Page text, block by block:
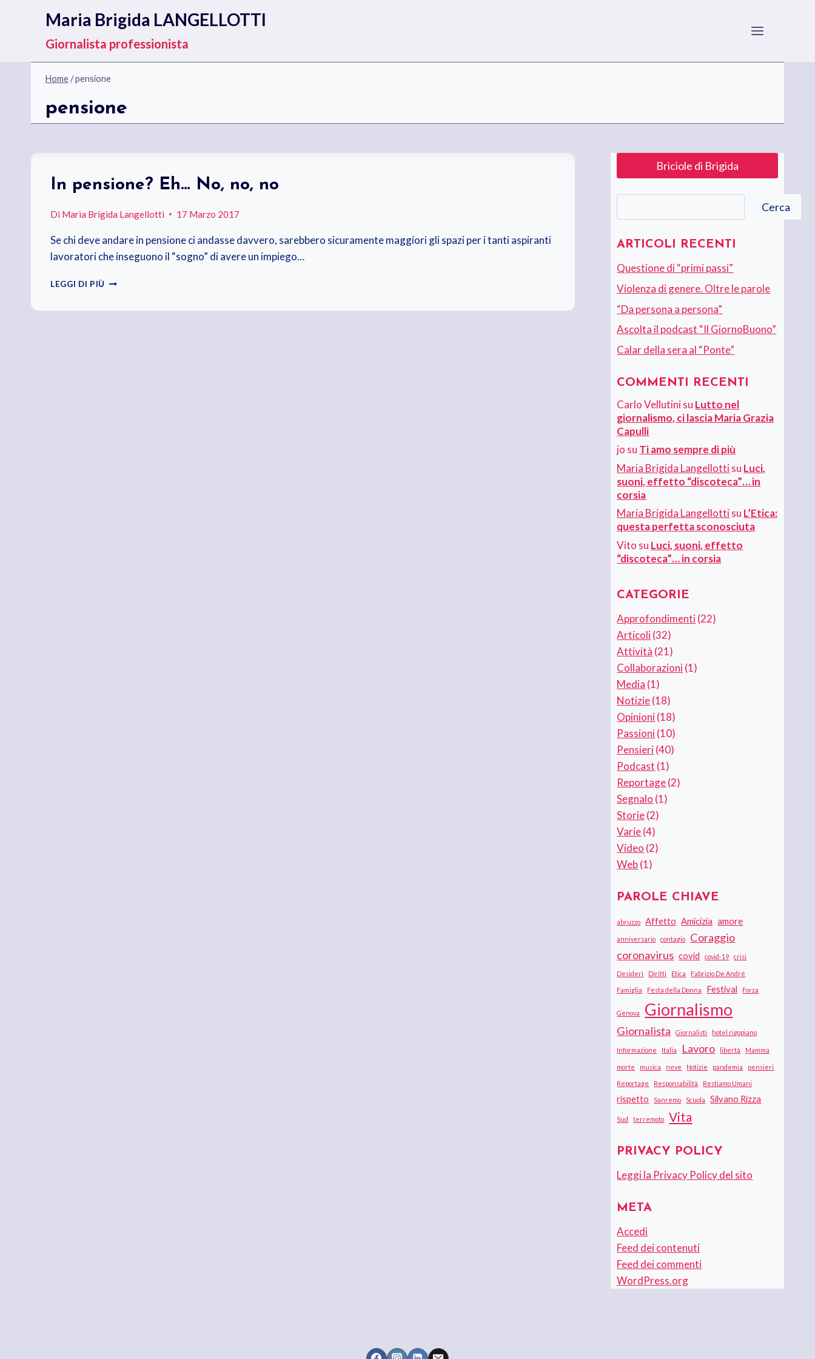
contenuto
Maria Brigida LANGELLOTTI
Giornalista professionista
Home/pensione
pensione
In pensione? Eh… No, no, no
Di Maria Brigida Langellotti 17 Marzo 2017
Se chi deve andare in pensione ci andasse davvero, sarebbero sicuramente maggiori gli spazi per i tanti aspiranti
lavoratori che inseguono il “sogno” di avere un impiego…
LEGGI DI PIÙ
Briciole di Brigida
Cerca
ARTICOLI RECENTI
Questione di “primi passi”
Violenza di genere. Oltre le parole
“Da persona a persona”
Ascolta il podcast “Il GiornoBuono”
Calar della sera al “Ponte”
COMMENTI RECENTI
Carlo Vellutinisu Lutto nel
giornalismo, ci lascia Maria Grazia
Capulli
jo su Ti amo sempre di più
Maria Brigida Langellottisu Luci,
suoni, effetto “discoteca”… in
corsia
Maria Brigida Langellottisu L’Etica:
questa perfetta sconosciuta
Vito su Luci, suoni, effetto
“discoteca”… in corsia
CATEGORIE
Approfondimenti(22)
Articoli(32)
Attività (21)
Collaborazioni(1)
Media (1)
Notizie(18)
Opinioni(18)
Passioni(10)
Pensieri(40)
Podcast (1)
Reportage(2)
Segnalo (1)
Storie(2)
Varie(4)
Video (2)
Web(1)
PAROLE CHIAVE
abruzzo Affetto Amicizia amore
anniversario contagio
Coraggio
coronavirus covid covid-19 crisi
Desideri Diritti Etica Fabrizio De André
Famiglia Festa della Donna Festival Forza
Genova Giornalismo
Giornalista Giornalisti hotel rigopiano
Informazione Italia Lavoro libertà Mamma
morte musica neve Notizie pandemia pensieri
Reportage Responsabilità Restiamo Umani
rispetto Sanremo Scuola Silvano Rizza
Sud terremoto Vita
PRIVACY POLICY
Leggi la Privacy Policy del sito
META
Accedi
Feed dei contenuti
Feed dei commenti
WordPress.org